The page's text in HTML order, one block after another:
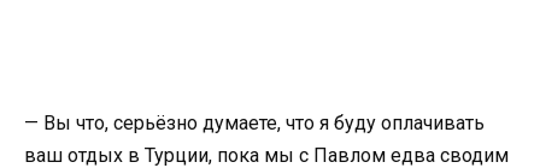
— Вы что, серьёзно думаете, что я буду оплачивать
ваш отдых в Турции, пока мы с Павлом едва сводим